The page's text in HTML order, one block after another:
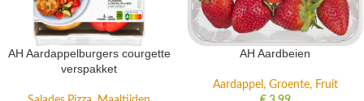
AH Aardappelburgers courgette
verspakket
AH Aardbeien
Aardappel, Groente, Fruit